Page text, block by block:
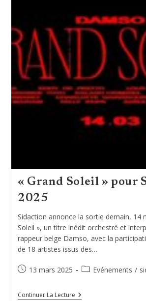
« Grand Soleil » pour
2025
Sidaction annonce la sortie demain, 14
Soleil », un titre inédit orchestré et
rappeur belge Damso, avec la
de 18 artistes issus des…
Publication
13 mars 2025
PostEvénements /
Continuer La Lecture« Grand